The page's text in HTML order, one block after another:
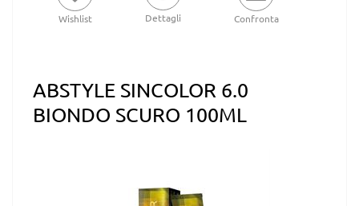
Wishlist Dettagli Confronta
ABSTYLE SINCOLOR 6.0
BIONDO SCURO 100ML